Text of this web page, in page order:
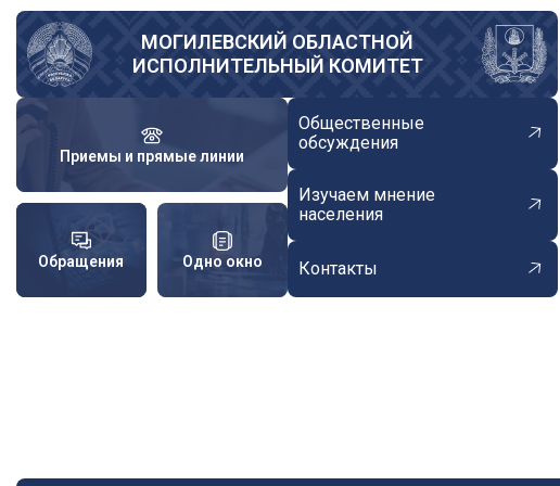
Перейти
основному
содержанию
МОГИЛЕВСКИЙ ОБЛАСТНОЙ
ИСПОЛНИТЕЛЬНЫЙ КОМИТЕТ
Приемы и прямые линии
Обращения Одно окно
Общественные
обсуждения
Изучаем мнение
населения
Контакты